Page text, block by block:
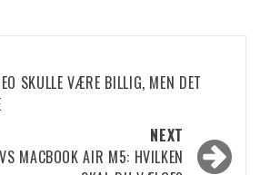
SKULLE VÆRE BILLIG, MEN DET
NEXT
MACBOOK AIR M5: HVILKEN